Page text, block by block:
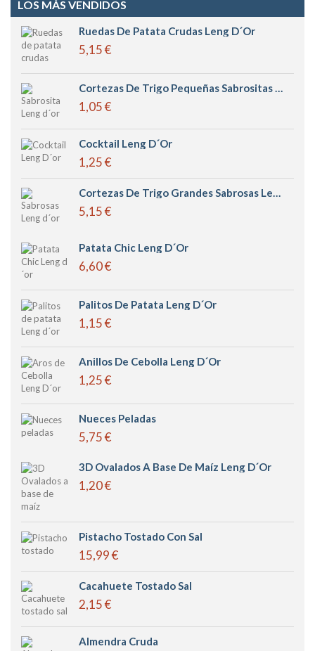
LOS MÁS VENDIDOS
Ruedas De Patata Crudas Leng D´or
5,15 €
Cortezas De Trigo Pequeñas Sabrositas Leng D´or
1,05 €
Cocktail Leng D´or
1,25 €
Cortezas De Trigo Grandes Sabrosas Leng D´or
5,15 €
Patata Chic Leng D´or
6,60 €
Palitos De Patata Leng D´or
1,15 €
Anillos De Cebolla Leng D´or
1,25 €
Nueces Peladas
5,75 €
3D Ovalados A Base De Maíz Leng D´or
1,20 €
Pistacho Tostado Con Sal
15,99 €
Cacahuete Tostado Sal
2,15 €
Almendra Cruda